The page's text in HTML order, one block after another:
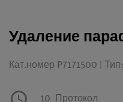
Удаление
Кат.номер P7171500 |
10 Протокол